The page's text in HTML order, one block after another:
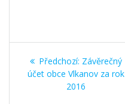
Navigace
pro
Předchozí: Předchozí
příspěvek:
Závěrečný
účet obce Vlkanov za rok
2016